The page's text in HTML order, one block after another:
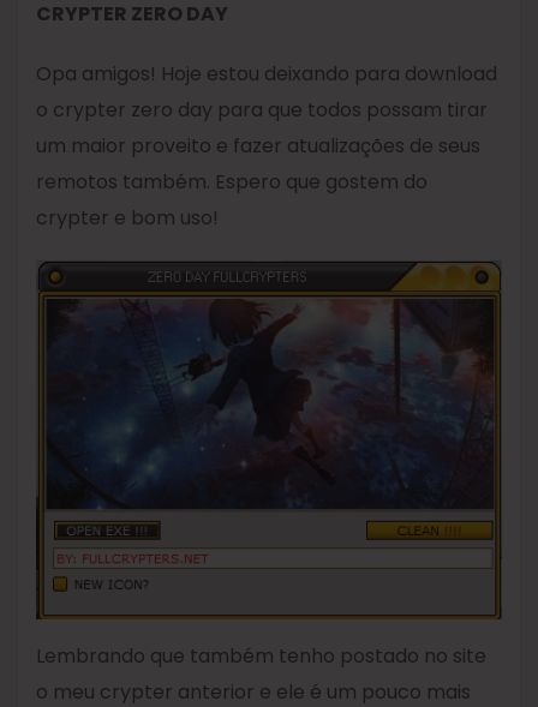
CRYPTER ZERO DAY
Opa amigos! Hoje estou deixando para download
o crypter zero day para que todos possam tirar
um maior proveito e fazer atualizações de seus
remotos também. Espero que gostem do
crypter e bom uso!
Lembrando que também tenho postado no site
o meu crypter anterior e ele é um pouco mais